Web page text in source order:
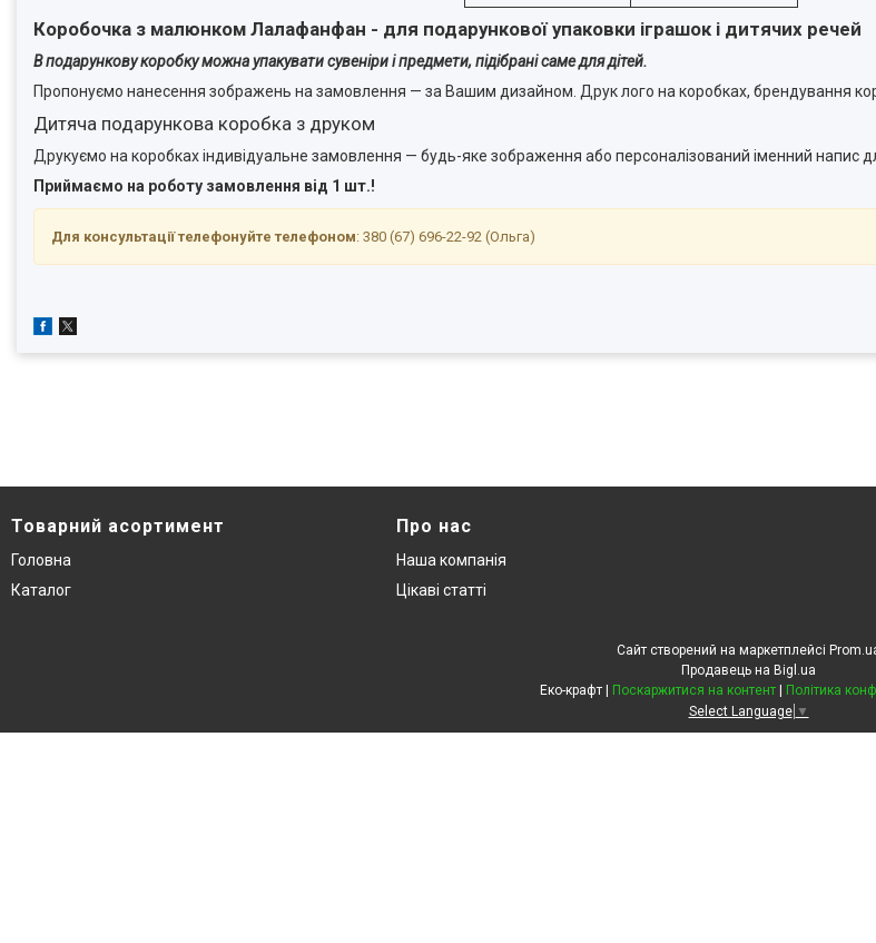
Коробочка з малюнком Лалафанфан - для подарункової упаковки іграшок і дитячих речей
В подарункову коробку можна упакувати сувеніри і предмети, підібрані саме для дітей.
Пропонуємо нанесення зображень на замовлення — за Вашим дизайном. Друк лого на коробках, брендування
Дитяча подарункова коробка з друком
Друкуємо на коробках індивідуальне замовлення — будь-яке зображення або персоналізований іменний напис
Приймаємо на роботу замовлення від 1 шт.!
Для консультації телефонуйте телефоном: 380 (67) 696-22-92 (Ольга)
Товарний асортимент
Головна
Каталог
Про нас
Наша компанія
Цікаві статті
Сайт створений на маркетплейсі
Продавець на Bigl.ua
Еко-крафт | Поскаржитися на контент | Політика
Select Language ▼